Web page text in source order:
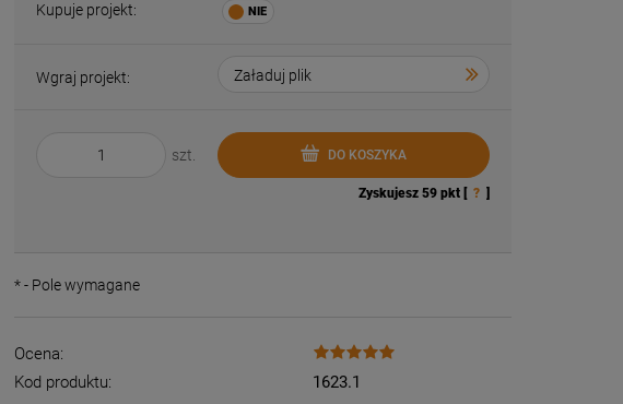
Kupuje projekt:
Wgraj projekt:
szt. DO KOSZYKA
Zyskujesz 59pkt [ ? ]
*- Pole wymagane
Ocena:
Kod produktu:
1623.1